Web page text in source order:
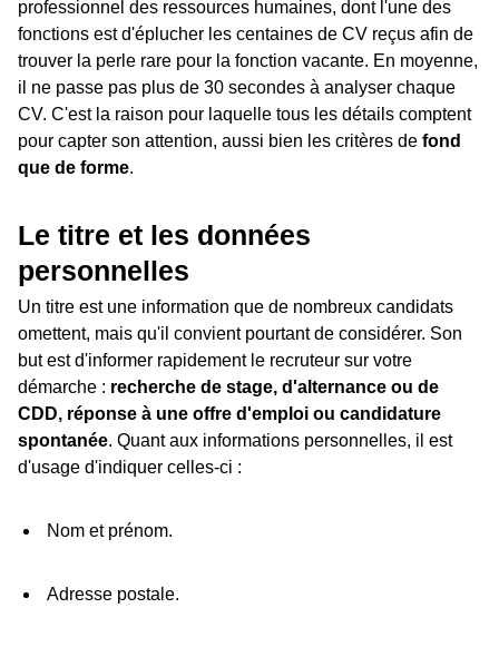
professionnel des ressources humaines, dont l'une des
fonctions est d'éplucher les centaines de CV reçus afin de
trouver la perle rare pour la fonction vacante. En moyenne,
il ne passe pas plus de 30 secondes à analyser chaque
CV. C'est la raison pour laquelle tous les détails comptent
pour capter son attention, aussi bien les critères de fond
que de forme.
Le titre et les données
personnelles
Un titre est une information que de nombreux candidats
omettent, mais qu'il convient pourtant de considérer. Son
but est d'informer rapidement le recruteur sur votre
démarche : recherche de stage, d'alternance ou de
CDD, réponse à une offre d'emploi ou candidature
spontanée. Quant aux informations personnelles, il est
d'usage d'indiquer celles-ci :
Nom et prénom.
Adresse postale.